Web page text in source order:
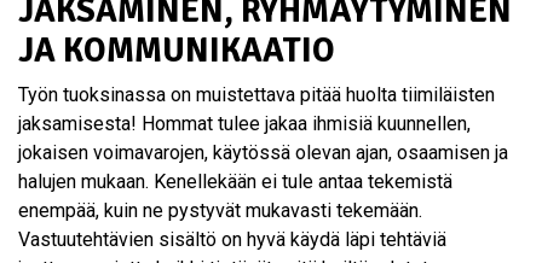
JAKSAMINEN, RYHMÄYTYMINEN
JA KOMMUNIKAATIO
Työn tuoksinassa on muistettava pitää huolta tiimiläisten
jaksamisesta! Hommat tulee jakaa ihmisiä kuunnellen,
jokaisen voimavarojen, käytössä olevan ajan, osaamisen ja
halujen mukaan. Kenellekään ei tule antaa tekemistä
enempää, kuin ne pystyvät mukavasti tekemään.
Vastuutehtävien sisältö on hyvä käydä läpi tehtäviä